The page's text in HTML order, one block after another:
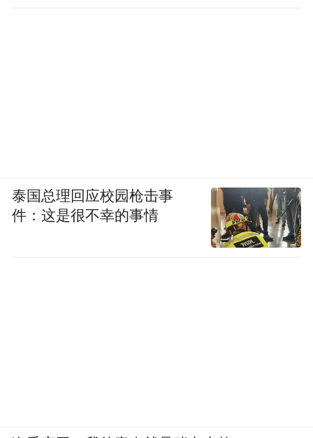
泰国总理回应校园枪击事
件：这是很不幸的事情